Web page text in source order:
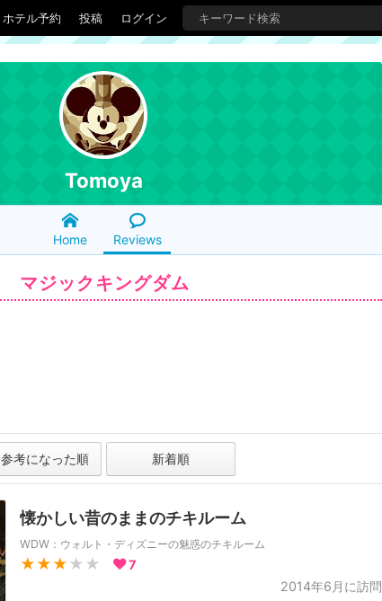
ホテル予約 投稿 ログイン
Tomoya
Home Reviews
マジックキングダム
参考になった順 新着順
懐かしい昔のままのチキルーム
WDW：ウォルト・ディズニーの魅惑のチキルーム
★★★ ★★
7
2014年6月に訪問